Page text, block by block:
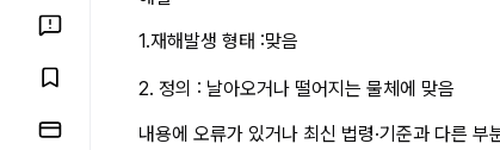
1.재해발생 형태 :맞음
2. 정의 : 날아오거나 떨어지는 물체에 맞음
내용에 오류가 있거나 최신 법령·기준과 다른